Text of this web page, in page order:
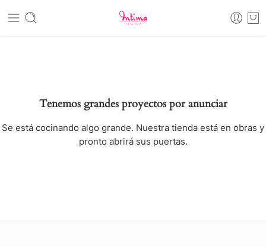
Tenemos grandes proyectos por anunciar
Se está cocinando algo grande. Nuestra tienda está en obras y
pronto abrirá sus puertas.